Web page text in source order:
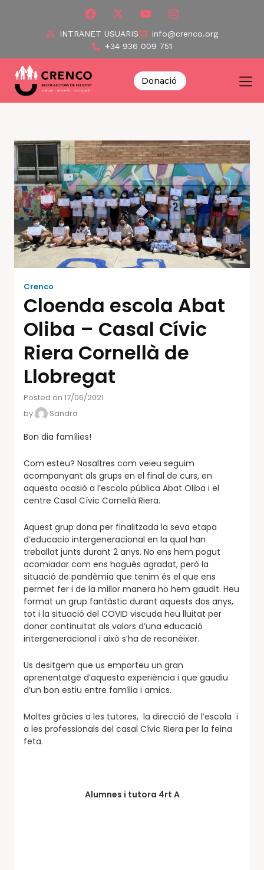
INTRANET USUARIS
info@crenco.org
+34 936 009 751
Donació
Crenco
Cloenda escola Abat
Oliba – Casal Cívic
Riera Cornellà de
Llobregat
Posted on 17/06/2021
by
Sandra
Bon dia famílies!
Com esteu? Nosaltres com veieu seguim
acompanyant als grups en el final de curs, en
aquesta ocasió a l’escola pública Abat Oliba i el
centre Casal Cívic Cornellà Riera.
Aquest grup dona per finalitzada la seva etapa
d’educacio intergeneracional en la qual han
treballat junts durant 2 anys. No ens hem pogut
acomiadar com ens hagués agradat, però la
situació de pandèmia que tenim és el que ens
permet fer i de la millor manera ho hem gaudit. Heu
format un grup fantàstic durant aquests dos anys,
tot i la situació del COVID viscuda heu lluitat per
donar continuïtat als valors d’una educació
intergeneracional i això s’ha de reconèixer.
Us desitgem que us emporteu un gran
aprenentatge d’aquesta experiència i que gaudiu
d’un bon estiu entre família i amics.
Moltes gràcies a les tutores, la direcció de l’escola i
a les professionals del casal Cívic Riera per la feina
feta.
Alumnes i tutora 4rt A